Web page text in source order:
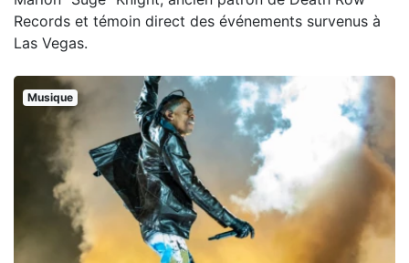
Records et témoin direct des événements survenus à
Las Vegas.
Musique